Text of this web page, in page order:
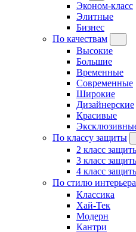
Эконом-класс
Элитные
Бизнес
По качествам
Высокие
Большие
Временные
Современные
Широкие
Дизайнерские
Красивые
По классу защиты
2 класс
3 класс
4 класс
По стилю интерьера
Классика
Хай-Тек
Модерн
Кантри